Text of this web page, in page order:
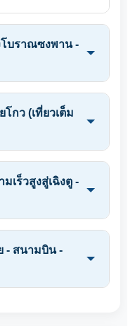
โบราณซงพาน -
กว (เที่ยวเต็ม
เร็วสูงสู่เฉิงตู -
- สนามบิน -